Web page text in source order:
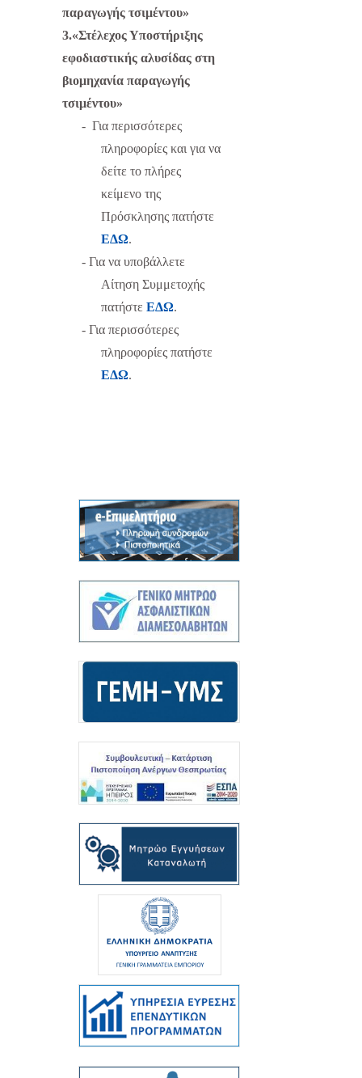
παραγωγής τσιμέντου»
3.«Στέλεχος Υποστήριξης
εφοδιαστικής αλυσίδας στη
βιομηχανία παραγωγής
τσιμέντου»
- Για περισσότερες
πληροφορίες και για να
δείτε το πλήρες
κείμενο της
Πρόσκλησης πατήστε
ΕΔΩ.
- Για να υποβάλλετε
Αίτηση Συμμετοχής
πατήστε ΕΔΩ.
- Για περισσότερες
πληροφορίες πατήστε
ΕΔΩ.